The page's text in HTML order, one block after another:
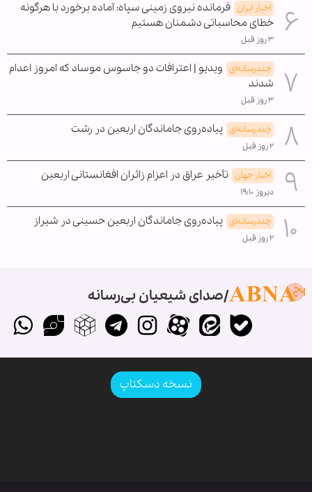
اخبار ایران فرمانده نیروی زمینی سپاه: آماده برخورد با هرگونه
خطای محاسباتی دشمنان هستیم
۳ روز قبل
چندرسانه‌ای ویدیو | اعترافات دو جاسوس موساد که امروز اعدام
شدند
۳ روز قبل
چندرسانه‌ای پیاده‌روی جاماندگان اربعین در رشت
۲ روز قبل
اخبار جهان تأخیر عراق در اعزام زائران افغانستانی اربعین
دیروز ۱۹:۱۰
چندرسانه‌ای پیاده‌روی جاماندگان اربعین حسینی در شیراز
۲ روز قبل
صدای شیعیان بی‌رسانه
نسخه دسکتاپ